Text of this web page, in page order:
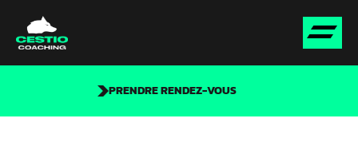
PRENDRE RENDEZ-VOUS